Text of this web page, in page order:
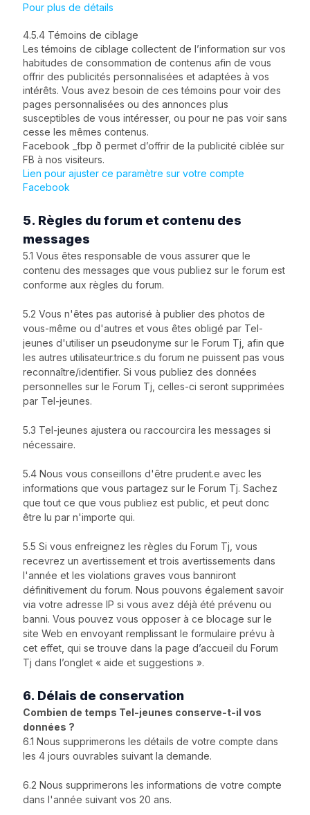
Pour plus de détails
4.5.4 Témoins de ciblage
Les témoins de ciblage collectent de l’information sur vos
habitudes de consommation de contenus afin de vous
offrir des publicités personnalisées et adaptées à vos
intérêts. Vous avez besoin de ces témoins pour voir des
pages personnalisées ou des annonces plus
susceptibles de vous intéresser, ou pour ne pas voir sans
cesse les mêmes contenus.
Facebook _fbp ð permet d’offrir de la publicité ciblée sur
FB à nos visiteurs.
Lien pour ajuster ce paramètre sur votre compte
Facebook
5. Règles du forum et contenu des
messages
5.1 Vous êtes responsable de vous assurer que le
contenu des messages que vous publiez sur le forum est
conforme aux règles du forum.
5.2 Vous n'êtes pas autorisé à publier des photos de
vous-même ou d'autres et vous êtes obligé par Tel-
jeunes d'utiliser un pseudonyme sur le Forum Tj, afin que
les autres utilisateur.trice.s du forum ne puissent pas vous
reconnaître/identifier. Si vous publiez des données
personnelles sur le Forum Tj, celles-ci seront supprimées
par Tel-jeunes.
5.3 Tel-jeunes ajustera ou raccourcira les messages si
nécessaire.
5.4 Nous vous conseillons d'être prudent.e avec les
informations que vous partagez sur le Forum Tj. Sachez
que tout ce que vous publiez est public, et peut donc
être lu par n'importe qui.
5.5 Si vous enfreignez les règles du Forum Tj, vous
recevrez un avertissement et trois avertissements dans
l'année et les violations graves vous banniront
définitivement du forum. Nous pouvons également savoir
via votre adresse IP si vous avez déjà été prévenu ou
banni. Vous pouvez vous opposer à ce blocage sur le
site Web en envoyant remplissant le formulaire prévu à
cet effet, qui se trouve dans la page d’accueil du Forum
Tj dans l’onglet « aide et suggestions ».
6. Délais de conservation
Combien de temps Tel-jeunes conserve-t-il vos
données ?
6.1 Nous supprimerons les détails de votre compte dans
les 4 jours ouvrables suivant la demande.
6.2 Nous supprimerons les informations de votre compte
dans l'année suivant vos 20 ans.